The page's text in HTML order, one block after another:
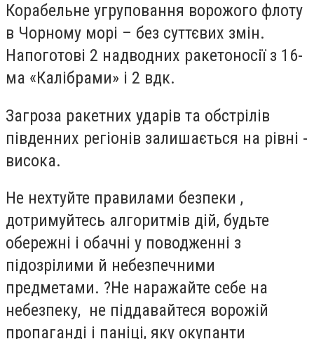
Корабельне угруповання ворожого флоту
в Чорному морі – без суттєвих змін.
Напоготові 2 надводних ракетоносії з 16-
ма «Калібрами» і 2 вдк.
Загроза ракетних ударів та обстрілів
південних регіонів залишається на рівні -
висока.
Не нехтуйте правилами безпеки ,
дотримуйтесь алгоритмів дій, будьте
обережні і обачні у поводженні з
підозрілими й небезпечними
предметами. ?Не наражайте себе на
небезпеку, не піддавайтеся ворожій
пропаганді і паніці, яку окупанти